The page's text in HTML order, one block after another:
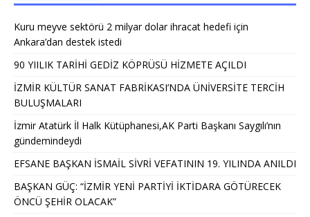
Kuru meyve sektörü 2 milyar dolar ihracat hedefi için
Ankara’dan destek istedi
90 YIILIK TARİHİ GEDİZ KÖPRÜSÜ HİZMETE AÇILDI
İZMİR KÜLTÜR SANAT FABRİKASI’NDA ÜNİVERSİTE TERCİH
BULUŞMALARI
İzmir Atatürk İl Halk Kütüphanesi,AK Parti Başkanı Saygılı’nın
gündemindeydi
EFSANE BAŞKAN İSMAİL SİVRİ VEFATININ 19. YILINDA ANILDI
BAŞKAN GÜÇ: “İZMİR YENİ PARTİYİ İKTİDARA GÖTÜRECEK
ÖNCÜ ŞEHİR OLACAK”